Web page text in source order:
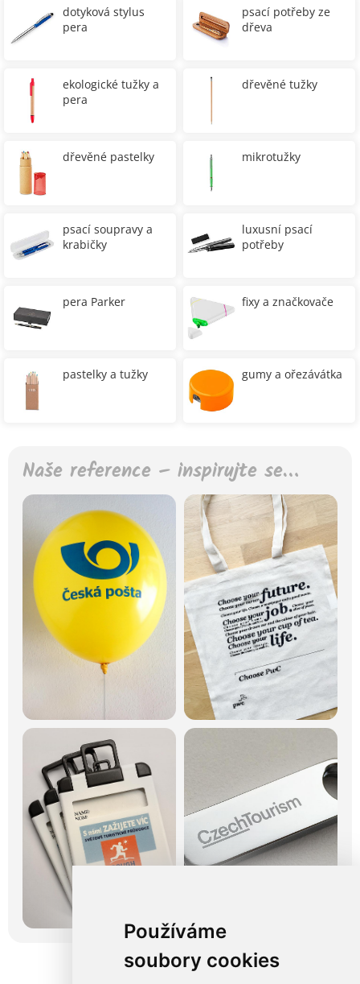
Používáme
soubory cookies
dotyková stylus
pera
psací potřeby ze
dřeva
ekologické tužky a
pera
dřevěné tužky
dřevěné pastelky mikrotužky
psací soupravy a
krabičky
luxusní psací
potřeby
pera Parker fixy a značkovače
pastelky a tužky gumy a ořezávátka
Naše reference – inspirujte se…